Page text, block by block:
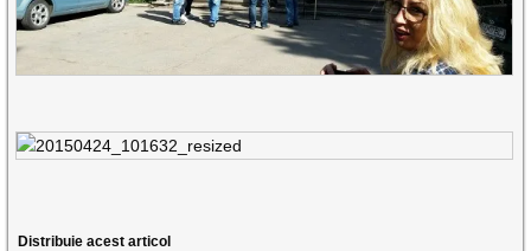
Distribuie acest articol